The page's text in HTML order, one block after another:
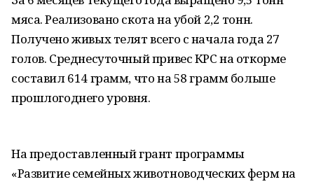
мяса. Реализовано скота на убой 2,2 тонн.
Получено живых телят всего с начала года 27
голов. Среднесуточный привес КРС на откорме
составил 614 грамм, что на 58 грамм больше
прошлогоднего уровня.
На предоставленный грант программы
«Развитие семейных животноводческих ферм на